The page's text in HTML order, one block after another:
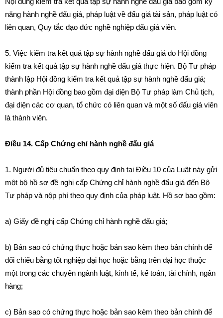
năng hành nghề đấu giá, pháp luật về đấu giá tài sản, pháp luật có
liên quan, Quy tắc đạo đức nghề nghiệp đấu giá viên.
5. Việc kiểm tra kết quả tập sự hành nghề đấu giá do Hội đồng
kiểm tra kết quả tập sự hành nghề đấu giá thực hiện. Bộ Tư pháp
thành lập Hội đồng kiểm tra kết quả tập sự hành nghề đấu giá;
thành phần Hội đồng bao gồm đại diện Bộ Tư pháp làm Chủ tịch,
đại diện các cơ quan, tổ chức có liên quan và một số đấu giá viên
là thành viên.
Điều 14. Cấp Chứng chỉ hành nghề đấu giá
1. Người đủ tiêu chuẩn theo quy định tại Điều 10 của Luật này gửi
một bộ hồ sơ đề nghị cấp Chứng chỉ hành nghề đấu giá đến Bộ
Tư pháp và nộp phí theo quy định của pháp luật. Hồ sơ bao gồm:
a) Giấy đề nghị cấp Chứng chỉ hành nghề đấu giá;
b) Bản sao có chứng thực hoặc bản sao kèm theo bản chính để
đối chiếu bằng tốt nghiệp đại học hoặc bằng trên đại học thuộc
một trong các chuyên ngành luật, kinh tế, kế toán, tài chính, ngân
hàng;
c) Bản sao có chứng thực hoặc bản sao kèm theo bản chính để